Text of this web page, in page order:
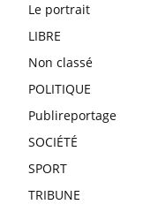
Le portrait
LIBRE
Non classé
POLITIQUE
Publireportage
SOCIÉTÉ
SPORT
TRIBUNE